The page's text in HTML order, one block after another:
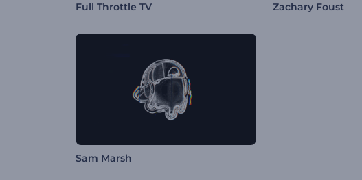
Full Throttle TV Zachary Foust
Sam Marsh